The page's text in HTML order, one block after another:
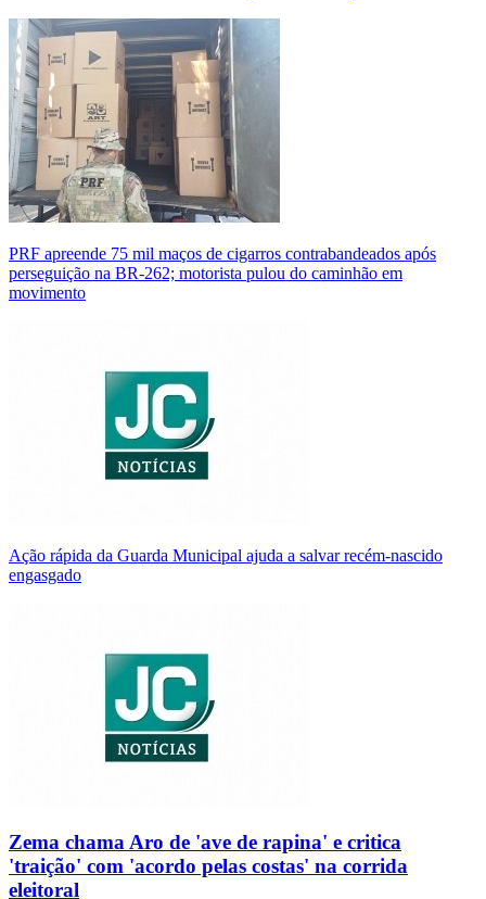
PRF apreende 75 mil maços de cigarros contrabandeados após
perseguição na BR-262; motorista pulou do caminhão em
movimento
Ação rápida da Guarda Municipal ajuda a salvar recém-nascido
engasgado
Zema chama Aro de 'ave de rapina' e critica
'traição' com 'acordo pelas costas' na corrida
eleitoral